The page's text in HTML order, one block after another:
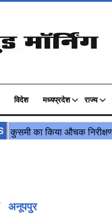
विदेश मध्यप्रदेश राज्य
अनूपपुर